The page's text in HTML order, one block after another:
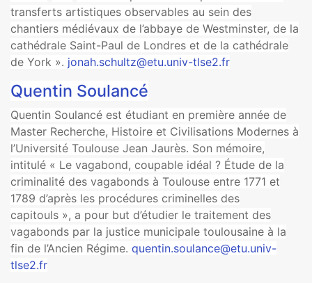
transferts artistiques observables au sein des
chantiers médiévaux de l’abbaye de Westminster, de la
cathédrale Saint-Paul de Londres et de la cathédrale
de York ». jonah.schultz@etu.univ-tlse2.fr
Quentin Soulancé
Quentin Soulancé est étudiant en première année de
Master Recherche, Histoire et Civilisations Modernes à
l’Université Toulouse Jean Jaurès. Son mémoire,
intitulé « Le vagabond, coupable idéal ? Étude de la
criminalité des vagabonds à Toulouse entre 1771 et
1789 d’après les procédures criminelles des
capitouls », a pour but d’étudier le traitement des
vagabonds par la justice municipale toulousaine à la
fin de l’Ancien Régime. quentin.soulance@etu.univ-
tlse2.fr